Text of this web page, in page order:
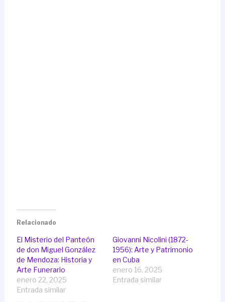
Relacionado
El Misterio del Panteón
de don Miguel González
de Mendoza: Historia y
Arte Funerario
enero 22, 2025
Entrada similar
Giovanni Nicolini (1872-
1956): Arte y Patrimonio
en Cuba
enero 16, 2025
Entrada similar